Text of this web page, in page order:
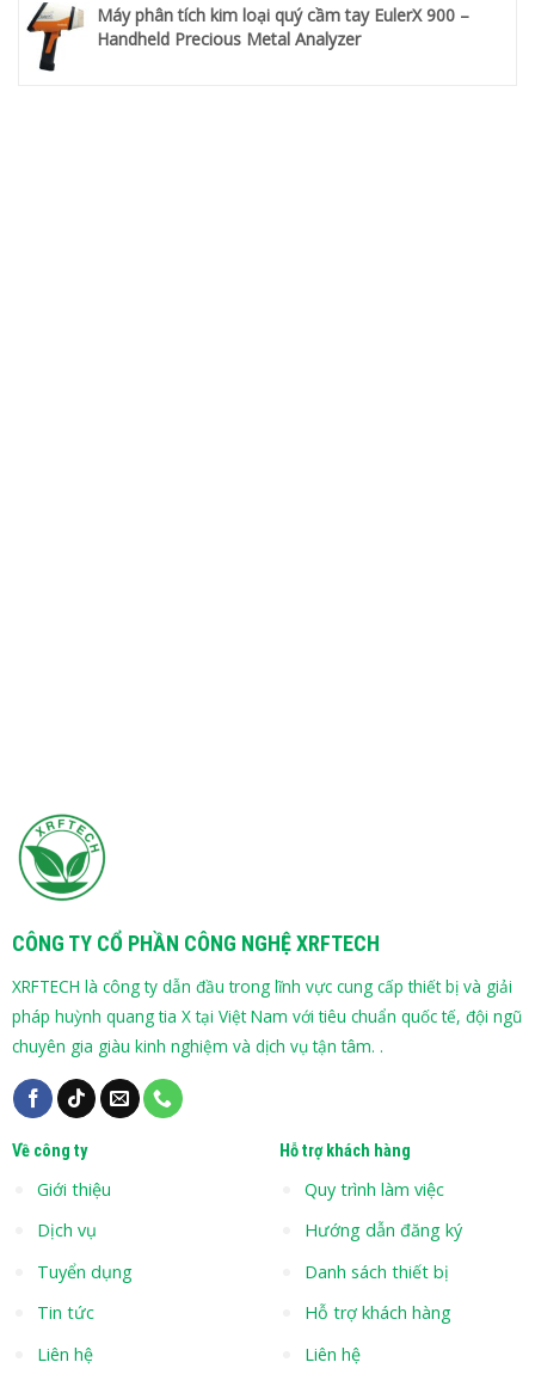
Máy phân tích kim loại quý cầm tay EulerX 900 –
Handheld Precious Metal Analyzer
CÔNG TY CỔ PHẦN CÔNG NGHỆ XRFTECH
XRFTECH là công ty dẫn đầu trong lĩnh vực cung cấp thiết bị và giải
pháp huỳnh quang tia X tại Việt Nam với tiêu chuẩn quốc tế, đội ngũ
chuyên gia giàu kinh nghiệm và dịch vụ tận tâm. .
Về công ty
Giới thiệu
Dịch vụ
Tuyển dụng
Tin tức
Liên hệ
Hỗ trợ khách hàng
Quy trình làm việc
Hướng dẫn đăng ký
Danh sách thiết bị
Hỗ trợ khách hàng
Liên hệ